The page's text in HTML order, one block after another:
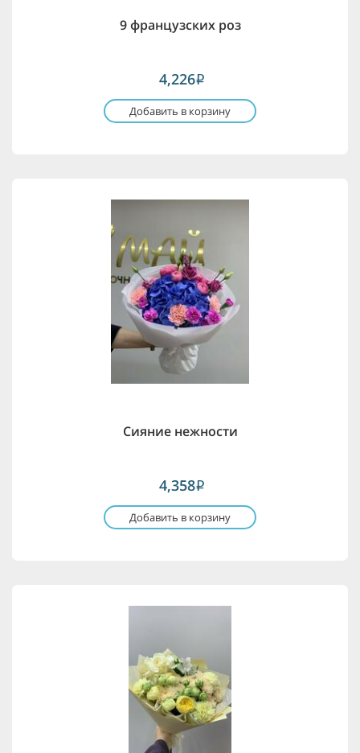
9 французских роз
4,226i
Добавить в корзину
Сияние нежности
4,358i
Добавить в корзину